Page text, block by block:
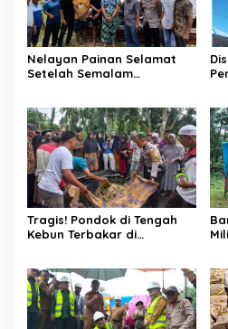
Nelayan Painan Selamat
Setelah Semalam
Selatan
Tragis! Pondok di Tengah
Kebun Terbakar di
Bakar